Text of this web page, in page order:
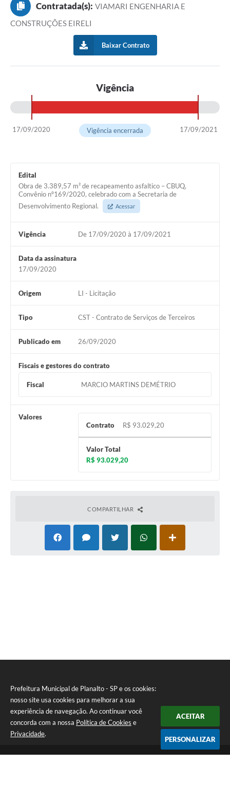
Prefeitura Municipal de Planalto - SP e os cookies:
nosso site usa cookies para melhorar a sua
experiência de navegação. Ao continuar você
concorda com a nossa Política de Cookies e
Privacidade.
ACEITAR
PERSONALIZAR
Contratada(s): VIAMARI ENGENHARIA E
CONSTRUÇÕES EIRELI
Baixar Contrato
Vigência
17/09/2020 17/09/2021
Vigência encerrada
Edital
Obra de 3.389,57 m² de recapeamento asfaltico – CBUQ,
Convênio nº169/2020, celebrado com a Secretaria de
Desenvolvimento Regional.
Acessar
Vigência De 17/09/2020 à 17/09/2021
Data da assinatura
17/09/2020
Origem LI - Licitação
Tipo CST - Contrato de Serviços de Terceiros
Publicado em 26/09/2020
Fiscais e gestores do contrato
Fiscal MARCIO MARTINS DEMÉTRIO
Valores
Contrato
R$ 93.029,20
Valor Total
R$ 93.029,20
COMPARTILHAR